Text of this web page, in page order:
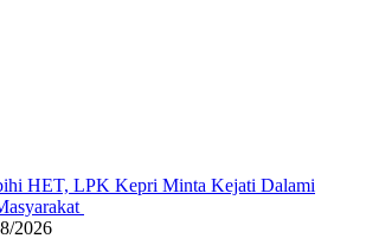
HET, LPK Kepri Minta Kejati Dalami
2026